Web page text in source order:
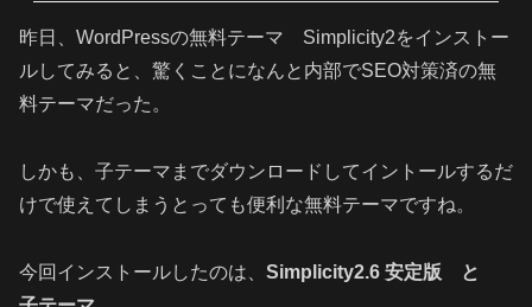
昨日、WordPressの無料テーマ Simplicity2をインストー
ルしてみると、驚くことになんと内部でSEO対策済の無
料テーマだった。
しかも、子テーマまでダウンロードしてイントールするだ
けで使えてしまうとっても便利な無料テーマですね。
今回インストールしたのは、 Simplicity2.6 安定版 と